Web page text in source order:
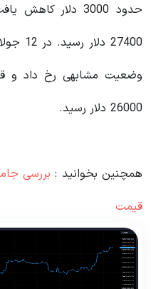
26000 دلار رسید.
همچنین بخوانید : بررسی
قیمت